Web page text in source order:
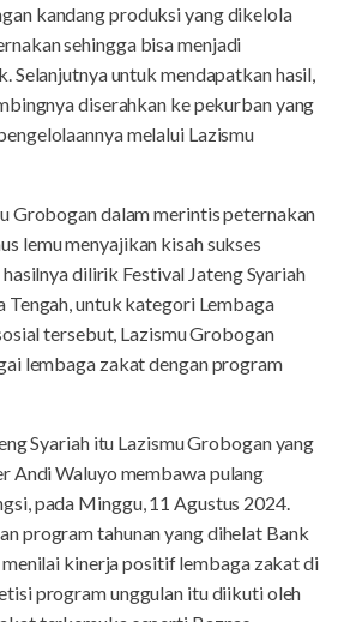
kandang produksi yang dikelola
sehingga bisa menjadi
Selanjutnya untuk mendapatkan hasil,
diserahkan ke pekurban yang
melalui Lazismu
Grobogan dalam merintis peternakan
lemu menyajikan kisah sukses
dilirik Festival Jateng Syariah
Tengah, untuk kategori Lembaga
tersebut, Lazismu Grobogan
lembaga zakat dengan program
Syariah itu Lazismu Grobogan yang
Andi Waluyo membawa pulang
pada Minggu, 11 Agustus 2024.
program tahunan yang dihelat Bank
kinerja positif lembaga zakat di
program unggulan itu diikuti oleh